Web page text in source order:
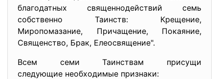
благодатных священнодействий семь
собственно Таинств: Крещение,
Миропомазание, Причащение, Покаяние,
Священство, Брак, Елеосвящение".
Всем семи Таинствам присущи
следующие необходимые признаки: